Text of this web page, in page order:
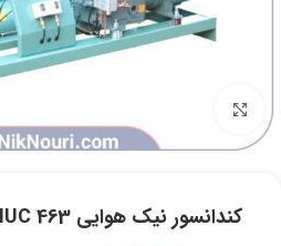
کندانسور نیک هوایی NUC 463 عمودی